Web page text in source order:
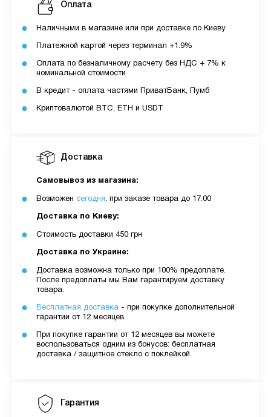
Для оформлення розстрочки вам необхідно
мати відкритий ліміт для розстрочки в
Максимальна сума розстрочки дорівнює
З боку ПУМБ немає жодних прихованих комісій
MyCloudStore.
Доставка
Самовывоз из магазина:
Возможен сегодня, при заказе товара до 17.00
Доставка по Киеву:
Стоимость доставки 450 грн
Доставка по Украине:
Доставка возможна только при 100% предоплате.
После предоплаты мы Вам гарантируем доставку
товара.
Бесплатная доставка - при покупке дополнительной
гарантии от 12 месяцев.
При покупке гарантии от 12 месяцев вы можете
воспользоваться одним из бонусов: бесплатная
доставка / защитное стекло с поклейкой.
Гарантия
Оплата
Наличными в магазине или при доставке по Киеву
Платежной картой через терминал +1.9%
Оплата по безналичному расчету без НДС + 7% к
номинальной стоимости
В кредит - оплата частями ПриватБанк, Пумб
Криптовалютой BTC, ETH и USDT